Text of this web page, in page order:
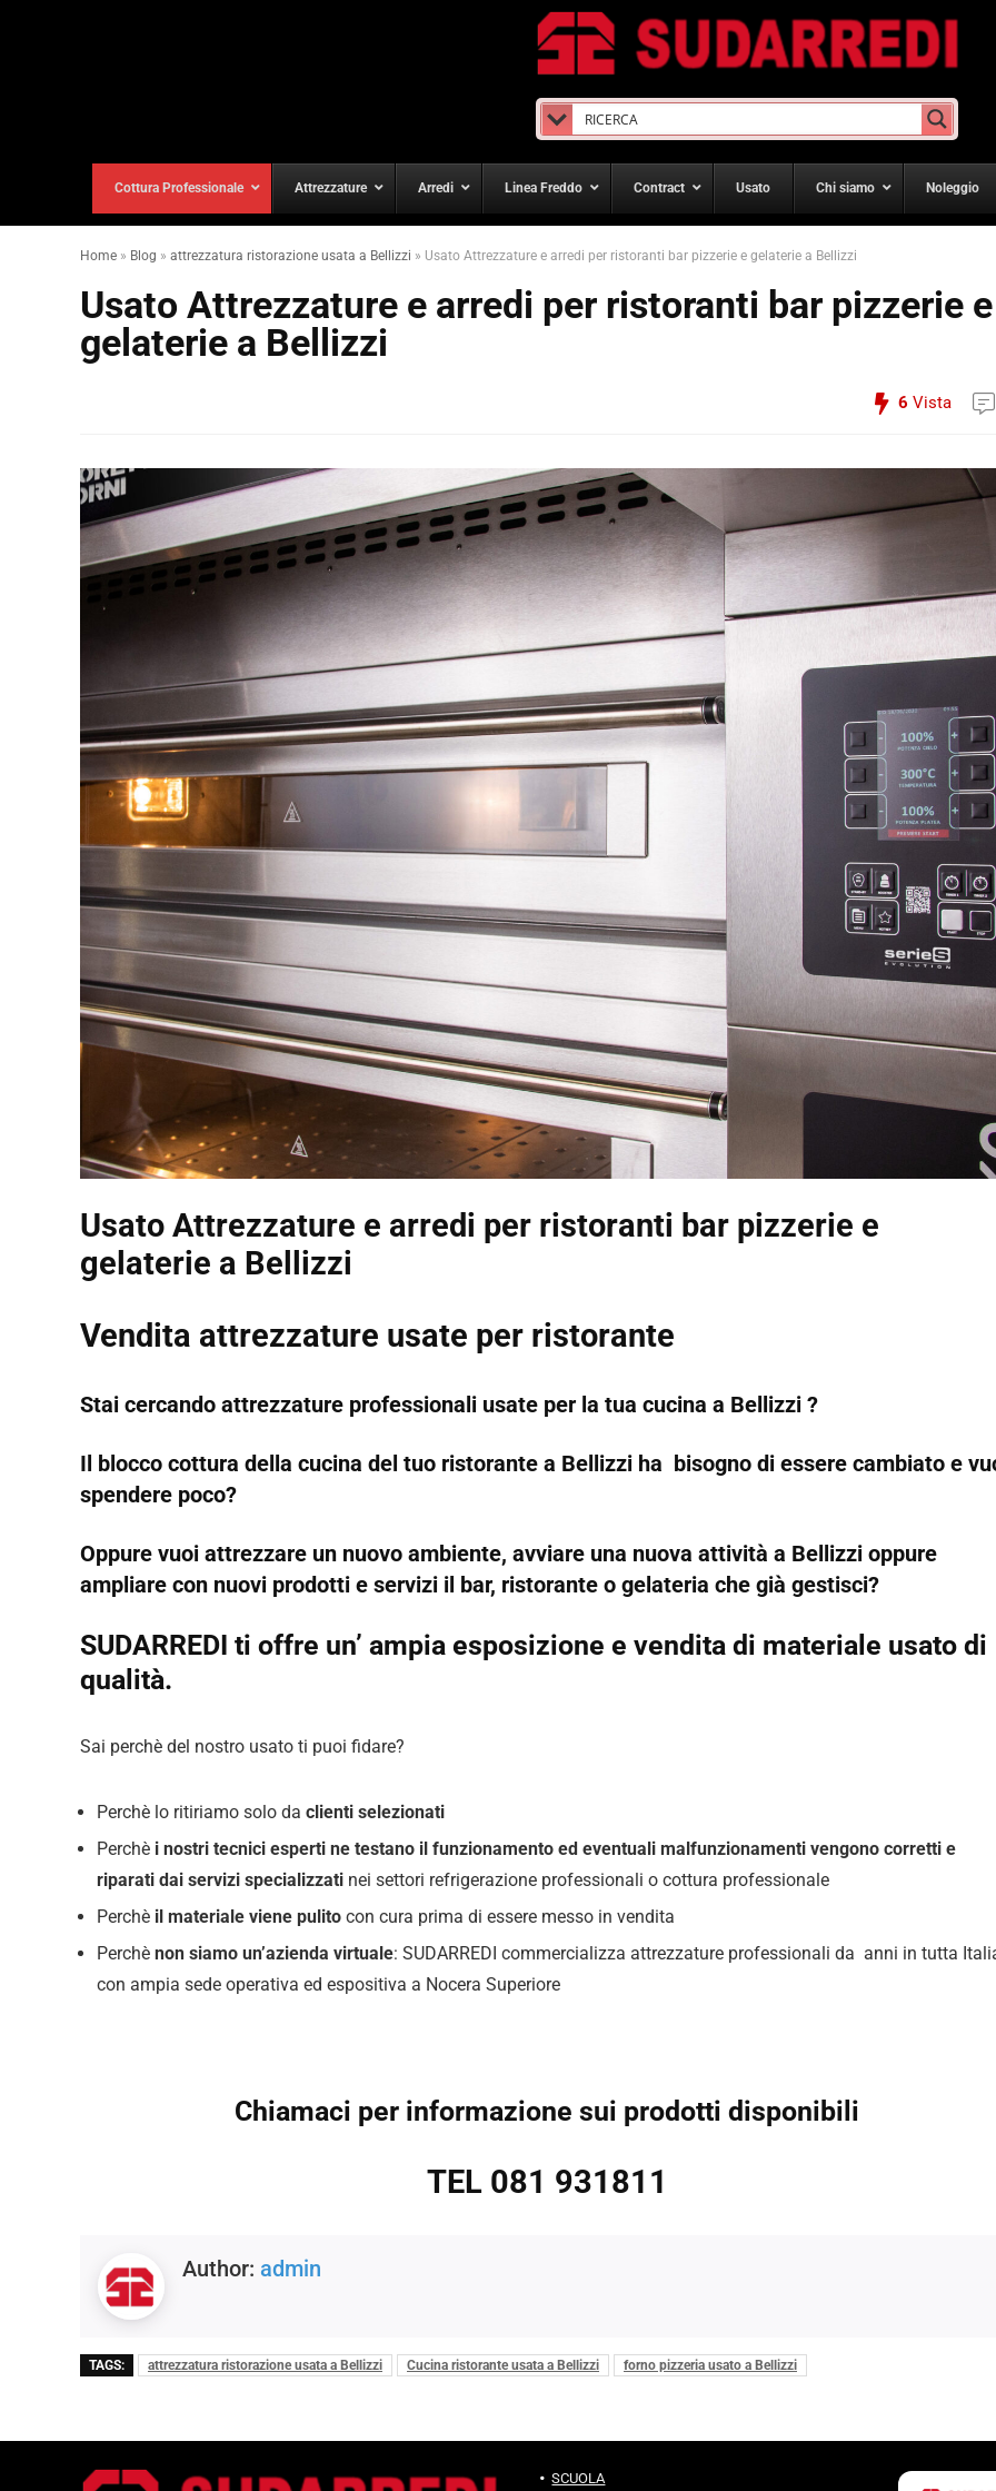
Cottura Professionale Attrezzature Arredi Linea Freddo Contract Usato Chi siamo Noleggio
Home » Blog » attrezzatura ristorazione usata a Bellizzi » Usato Attrezzature e arredi per ristoranti bar pizzerie e gelaterie a Bellizzi
Usato Attrezzature e arredi per ristoranti bar pizzerie e
gelaterie a Bellizzi
6 Vista
Usato Attrezzature e arredi per ristoranti bar pizzerie e
gelaterie a Bellizzi
Vendita attrezzature usate per ristorante
Stai cercando attrezzature professionali usate per la tua cucina a Bellizzi ?
Il blocco cottura della cucina del tuo ristorante a Bellizzi ha bisogno di essere cambiato e
spendere poco?
Oppure vuoi attrezzare un nuovo ambiente, avviare una nuova attività a Bellizzi oppure
ampliare con nuovi prodotti e servizi il bar, ristorante o gelateria che già gestisci?
SUDARREDI ti offre un’ ampia esposizione e vendita di materiale usato di
qualità.
Sai perchè del nostro usato ti puoi fidare?
Perchè lo ritiriamo solo da clienti selezionati
Perchè i nostri tecnici esperti ne testano il funzionamento ed eventuali malfunzionamenti vengono corretti e
riparati dai servizi specializzati nei settori refrigerazione professionali o cottura professionale
Perchè il materiale viene pulito con cura prima di essere messo in vendita
Perchè non siamo un’azienda virtuale: SUDARREDI commercializza attrezzature professionali da anni in tutta
con ampia sede operativa ed espositiva a Nocera Superiore
Chiamaci per informazione sui prodotti disponibili
TEL 081 931811
Author: admin
TAGS: attrezzatura ristorazione usata a Bellizzi Cucina ristorante usata a Bellizzi forno pizzeria usato a Bellizzi
SCUOLA